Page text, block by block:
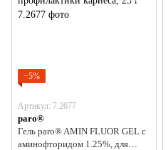
−5%
Артикул: 7.2677
paro®
Гель paro® AMIN FLUOR GEL с
аминофторидом 1.25%, для